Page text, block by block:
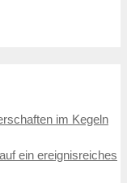
im Kegeln
ein ereignisreiches